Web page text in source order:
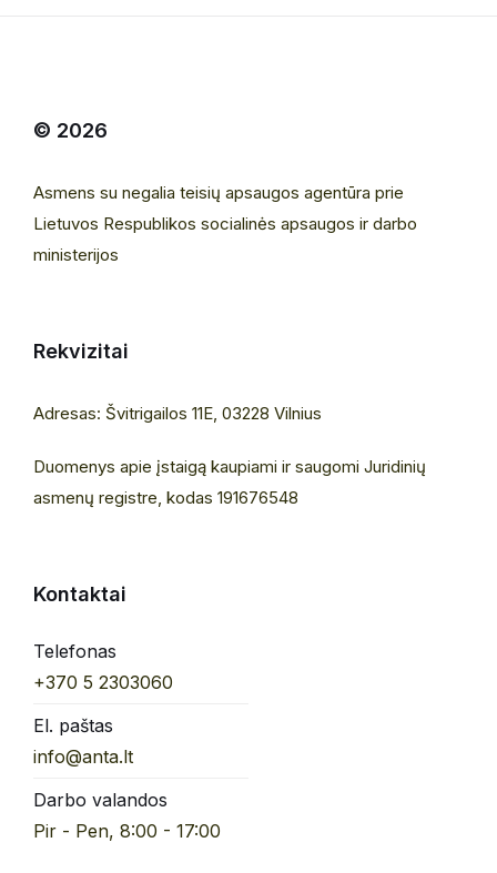
© 2026
Asmens su negalia teisių apsaugos agentūra prie
Lietuvos Respublikos socialinės apsaugos ir darbo
ministerijos
Rekvizitai
Adresas: Švitrigailos 11E, 03228 Vilnius
Duomenys apie įstaigą kaupiami ir saugomi Juridinių
asmenų registre, kodas 191676548
Kontaktai
Telefonas
+370 5 2303060
El. paštas
info@anta.lt
Darbo valandos
Pir - Pen, 8:00 - 17:00